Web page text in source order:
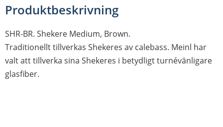
Produktbeskrivning
SHR-BR. Shekere Medium, Brown.
Traditionellt tillverkas Shekeres av calebass. Meinl har
valt att tillverka sina Shekeres i betydligt turnévänligare
glasfiber.